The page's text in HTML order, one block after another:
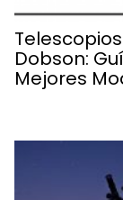
Telescopios
Dobson:
Mejores